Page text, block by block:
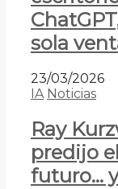
sola
23/03/2026
IA Noticias
Ray
predijo
futuro…